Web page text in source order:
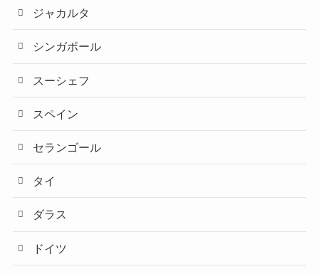
ジャカルタ
シンガポール
スーシェフ
スペイン
セランゴール
タイ
ダラス
ドイツ